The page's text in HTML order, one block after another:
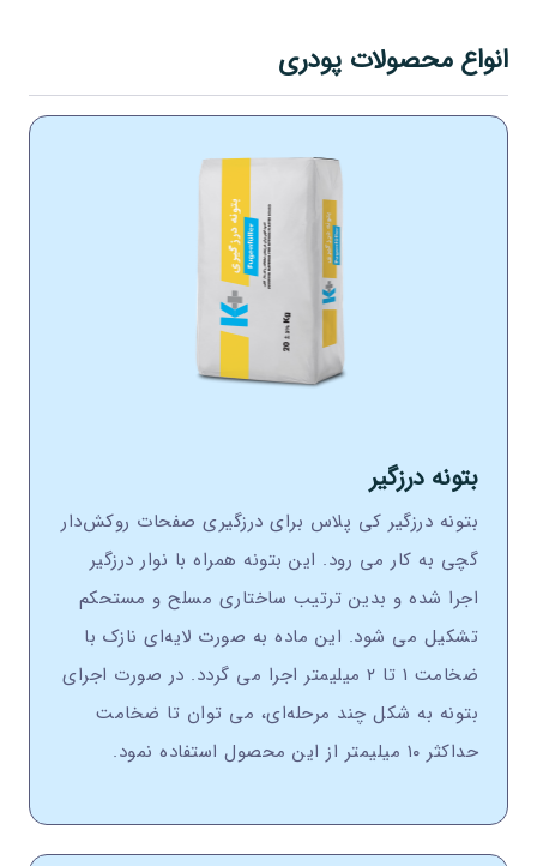
انواع محصولات پودری
بتونه درزگير
بتونه درزگير کی پلاس برای درزگيری صفحات روکش‌دار
گچی به کار می رود. اين بتونه همراه با نوار درزگير
اجرا شده و بدين ترتيب ساختاری مسلح و مستحکم
تشکيل می شود. اين ماده به صورت لايه‌ای نازک با
ضخامت ۱ تا ۲ ميليمتر اجرا می گردد. در صورت اجرای
بتونه به شکل چند مرحله‌ای، می توان تا ضخامت
حداکثر ۱۰ ميليمتر از اين محصول استفاده نمود.